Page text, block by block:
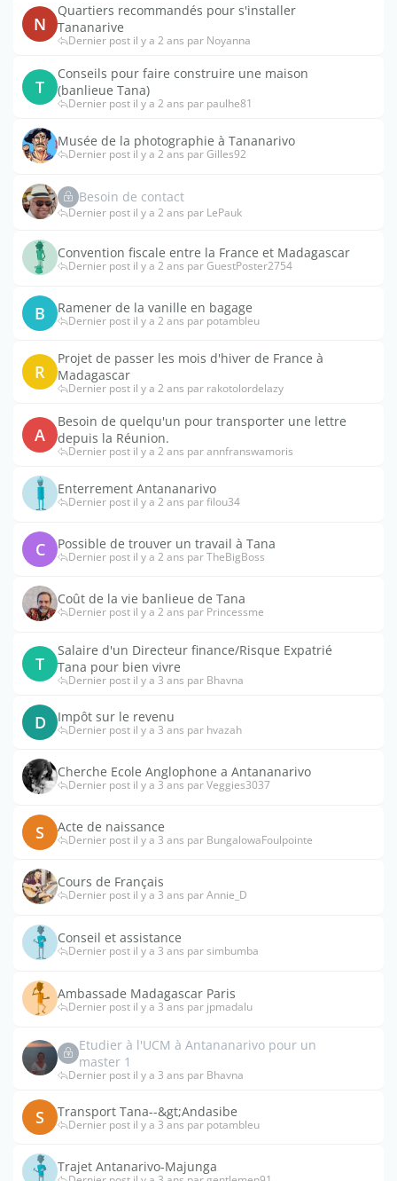
N
Quartiers recommandés pour s'installer
Tananarive
Dernier post il y a 2 ans par Noyanna
T
Conseils pour faire construire une maison
(banlieue Tana)
Dernier post il y a 2 ans par paulhe81
Musée de la photographie à Tananarivo
Dernier post il y a 2 ans par Gilles92
Besoin de contact
Dernier post il y a 2 ans par LePauk
Convention fiscale entre la France et Madagascar
Dernier post il y a 2 ans par GuestPoster2754
B Ramener de la vanille en bagage
Dernier post il y a 2 ans par potambleu
R
Projet de passer les mois d'hiver de France à
Madagascar
Dernier post il y a 2 ans par rakotolordelazy
A
Besoin de quelqu'un pour transporter une lettre
depuis la Réunion.
Dernier post il y a 2 ans par annfranswamoris
Enterrement Antananarivo
Dernier post il y a 2 ans par filou34
C Possible de trouver un travail à Tana
Dernier post il y a 2 ans par TheBigBoss
Coût de la vie banlieue de Tana
Dernier post il y a 2 ans par Princessme
T
Salaire d'un Directeur finance/Risque Expatrié
Tana pour bien vivre
Dernier post il y a 3 ans par Bhavna
D Impôt sur le revenu
Dernier post il y a 3 ans par hvazah
Cherche Ecole Anglophone a Antananarivo
Dernier post il y a 3 ans par Veggies3037
S Acte de naissance
Dernier post il y a 3 ans par BungalowaFoulpointe
Cours de Français
Dernier post il y a 3 ans par Annie_D
Conseil et assistance
Dernier post il y a 3 ans par simbumba
Ambassade Madagascar Paris
Dernier post il y a 3 ans par jpmadalu
Etudier à l'UCM à Antananarivo pour un
master 1
Dernier post il y a 3 ans par Bhavna
S Transport Tana--&gt;Andasibe
Dernier post il y a 3 ans par potambleu
Trajet Antanarivo-Majunga